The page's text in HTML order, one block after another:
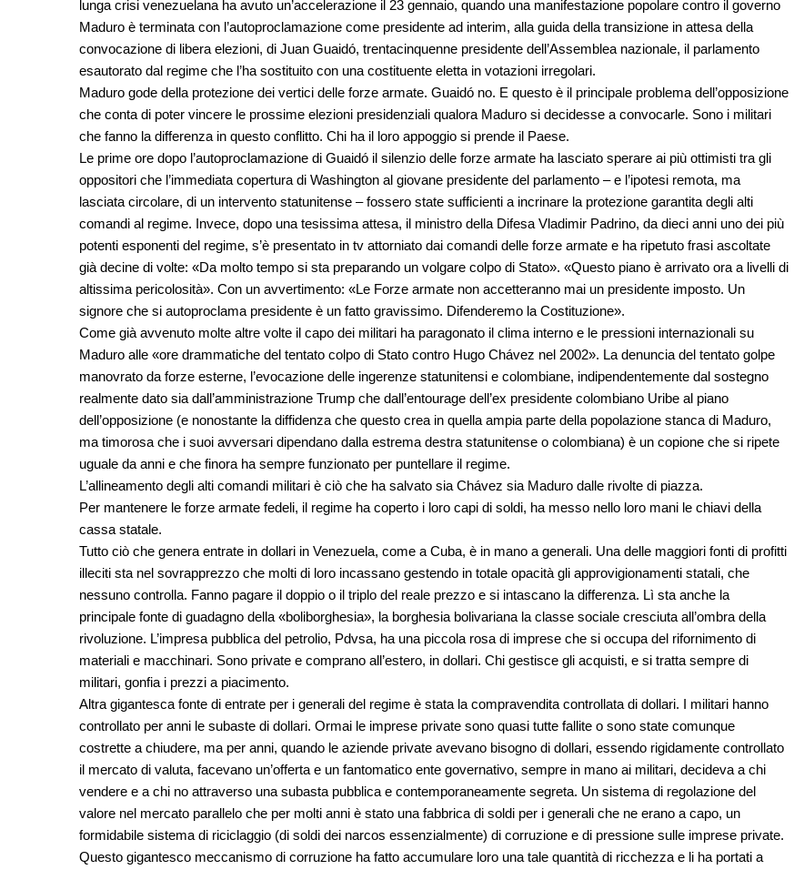
lunga crisi venezuelana ha avuto un’accelerazione il 23 gennaio, quando una manifestazione popolare contro il governo
Maduro è terminata con l’autoproclamazione come presidente ad interim, alla guida della transizione in attesa della
convocazione di libera elezioni, di Juan Guaidó, trentacinquenne presidente dell’Assemblea nazionale, il parlamento
esautorato dal regime che l’ha sostituito con una costituente eletta in votazioni irregolari.
Maduro gode della protezione dei vertici delle forze armate. Guaidó no. E questo è il principale problema dell’opposizione
che conta di poter vincere le prossime elezioni presidenziali qualora Maduro si decidesse a convocarle. Sono i militari
che fanno la differenza in questo conflitto. Chi ha il loro appoggio si prende il Paese.
Le prime ore dopo l’autoproclamazione di Guaidó il silenzio delle forze armate ha lasciato sperare ai più ottimisti tra gli
oppositori che l’immediata copertura di Washington al giovane presidente del parlamento – e l’ipotesi remota, ma
lasciata circolare, di un intervento statunitense – fossero state sufficienti a incrinare la protezione garantita degli alti
comandi al regime. Invece, dopo una tesissima attesa, il ministro della Difesa Vladimir Padrino, da dieci anni uno dei più
potenti esponenti del regime, s’è presentato in tv attorniato dai comandi delle forze armate e ha ripetuto frasi ascoltate
già decine di volte: «Da molto tempo si sta preparando un volgare colpo di Stato». «Questo piano è arrivato ora a livelli di
altissima pericolosità». Con un avvertimento: «Le Forze armate non accetteranno mai un presidente imposto. Un
signore che si autoproclama presidente è un fatto gravissimo. Difenderemo la Costituzione».
Come già avvenuto molte altre volte il capo dei militari ha paragonato il clima interno e le pressioni internazionali su
Maduro alle «ore drammatiche del tentato colpo di Stato contro Hugo Chávez nel 2002». La denuncia del tentato golpe
manovrato da forze esterne, l’evocazione delle ingerenze statunitensi e colombiane, indipendentemente dal sostegno
realmente dato sia dall’amministrazione Trump che dall’entourage dell’ex presidente colombiano Uribe al piano
dell’opposizione (e nonostante la diffidenza che questo crea in quella ampia parte della popolazione stanca di Maduro,
ma timorosa che i suoi avversari dipendano dalla estrema destra statunitense o colombiana) è un copione che si ripete
uguale da anni e che finora ha sempre funzionato per puntellare il regime.
L’allineamento degli alti comandi militari è ciò che ha salvato sia Chávez sia Maduro dalle rivolte di piazza.
Per mantenere le forze armate fedeli, il regime ha coperto i loro capi di soldi, ha messo nello loro mani le chiavi della
cassa statale.
Tutto ciò che genera entrate in dollari in Venezuela, come a Cuba, è in mano a generali. Una delle maggiori fonti di profitti
illeciti sta nel sovrapprezzo che molti di loro incassano gestendo in totale opacità gli approvigionamenti statali, che
nessuno controlla. Fanno pagare il doppio o il triplo del reale prezzo e si intascano la differenza. Lì sta anche la
principale fonte di guadagno della «boliborghesia», la borghesia bolivariana la classe sociale cresciuta all’ombra della
rivoluzione. L’impresa pubblica del petrolio, Pdvsa, ha una piccola rosa di imprese che si occupa del rifornimento di
materiali e macchinari. Sono private e comprano all’estero, in dollari. Chi gestisce gli acquisti, e si tratta sempre di
militari, gonfia i prezzi a piacimento.
Altra gigantesca fonte di entrate per i generali del regime è stata la compravendita controllata di dollari. I militari hanno
controllato per anni le subaste di dollari. Ormai le imprese private sono quasi tutte fallite o sono state comunque
costrette a chiudere, ma per anni, quando le aziende private avevano bisogno di dollari, essendo rigidamente controllato
il mercato di valuta, facevano un’offerta e un fantomatico ente governativo, sempre in mano ai militari, decideva a chi
vendere e a chi no attraverso una subasta pubblica e contemporaneamente segreta. Un sistema di regolazione del
valore nel mercato parallelo che per molti anni è stato una fabbrica di soldi per i generali che ne erano a capo, un
formidabile sistema di riciclaggio (di soldi dei narcos essenzialmente) di corruzione e di pressione sulle imprese private.
Questo gigantesco meccanismo di corruzione ha fatto accumulare loro una tale quantità di ricchezza e li ha portati a